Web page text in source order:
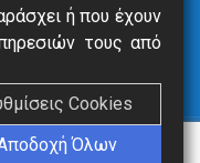
All Rights Reserved.
ή που έχουν
τους από
Cookies
Όλων